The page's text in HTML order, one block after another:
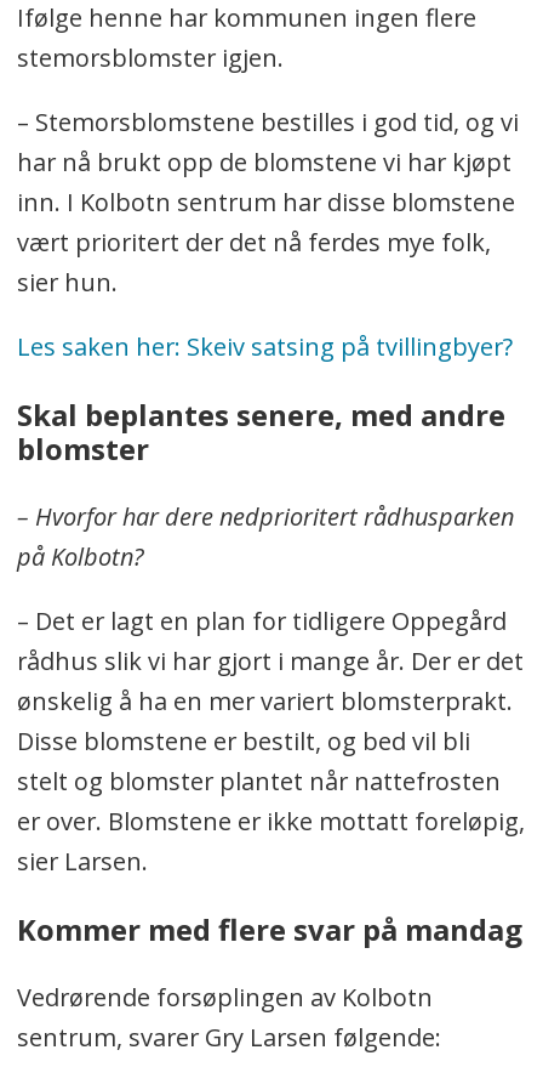
Ifølge henne har kommunen ingen flere
stemorsblomster igjen.
– Stemorsblomstene bestilles i god tid, og vi
har nå brukt opp de blomstene vi har kjøpt
inn. I Kolbotn sentrum har disse blomstene
vært prioritert der det nå ferdes mye folk,
sier hun.
Les saken her: Skeiv satsing på tvillingbyer?
Skal beplantes senere, med andre
blomster
– Hvorfor har dere nedprioritert rådhusparken
på Kolbotn?
– Det er lagt en plan for tidligere Oppegård
rådhus slik vi har gjort i mange år. Der er det
ønskelig å ha en mer variert blomsterprakt.
Disse blomstene er bestilt, og bed vil bli
stelt og blomster plantet når nattefrosten
er over. Blomstene er ikke mottatt foreløpig,
sier Larsen.
Kommer med flere svar på mandag
Vedrørende forsøplingen av Kolbotn
sentrum, svarer Gry Larsen følgende: